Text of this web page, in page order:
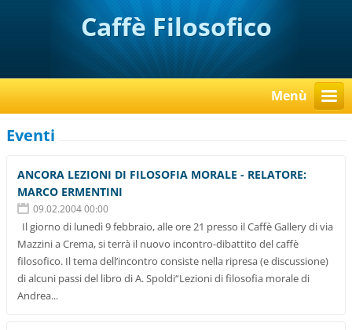
Caffè Filosofico
Menù
Eventi
ANCORA LEZIONI DI FILOSOFIA MORALE - RELATORE:
MARCO ERMENTINI
09.02.2004 00:00
Il giorno di lunedì 9 febbraio, alle ore 21 presso il Caffè Gallery di via
Mazzini a Crema, si terrà il nuovo incontro-dibattito del caffè
filosofico. Il tema dell’incontro consiste nella ripresa (e discussione)
di alcuni passi del libro di A. Spoldi“Lezioni di filosofia morale di
Andrea...